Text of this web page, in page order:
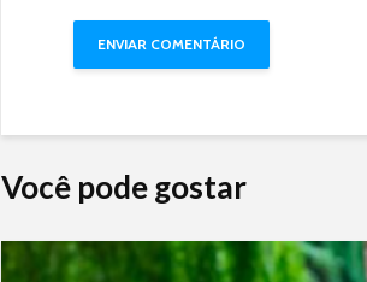
Você pode gostar